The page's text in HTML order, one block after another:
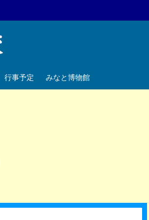
行事予定 みなと博物館